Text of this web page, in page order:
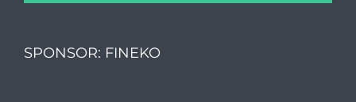
SPONSOR: FINEKO